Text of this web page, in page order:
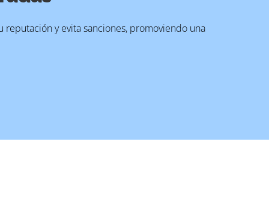
reputación y evita sanciones, promoviendo una